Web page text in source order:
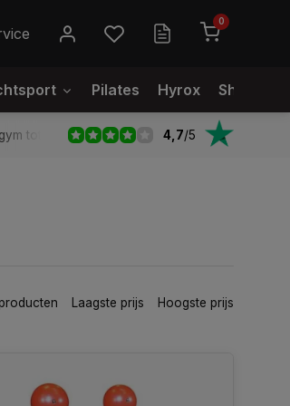
0
Pilates Hyrox
tot professionele gym 4,7/5
Laagste prijs Hoogste prijs